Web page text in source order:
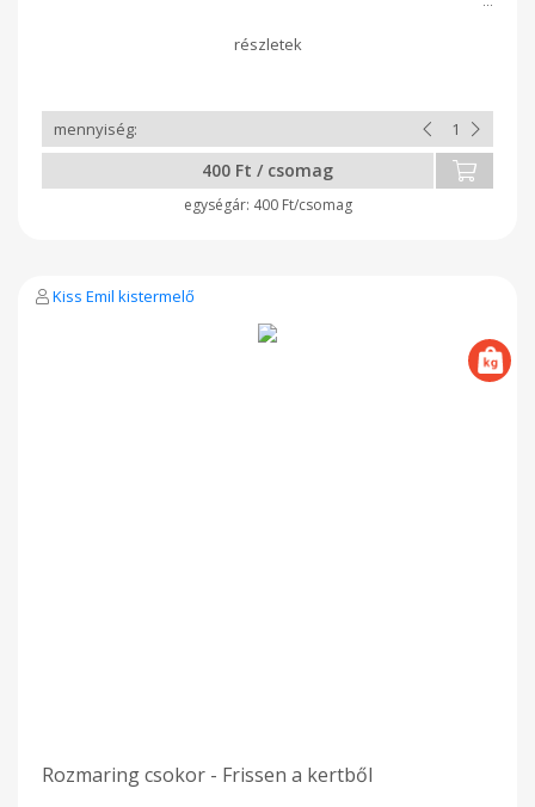
400 Ft / csomag
400 Ft/csomag
Kiss Emil kistermelő
Rozmaring csokor - Frissen a kertből